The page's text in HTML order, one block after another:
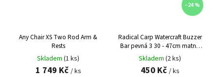
Any Chair XS Two Rod Arm &
Rests
Skladem (1 ks)
1 749 Kč / ks
–24 %
Radical Carp Watercraft Buzzer
Bar pevná 3 30 - 47cm matná
černá
Skladem (2 ks)
450 Kč / ks